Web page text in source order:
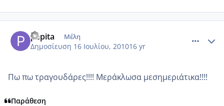
pepita Μέλη
Δημοσίευση 16 Ιουλίου, 201016 yr
Πω πω τραγουδάρες!!!! Μεράκλωσα μεσημεριάτικα!!!!
Παράθεση